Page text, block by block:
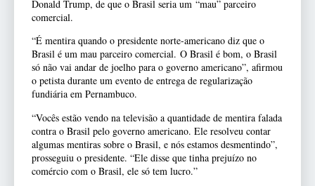
Donald Trump, de que o Brasil seria um “mau” parceiro
comercial.
“É mentira quando o presidente norte-americano diz que o
Brasil é um mau parceiro comercial. O Brasil é bom, o Brasil
só não vai andar de joelho para o governo americano”, afirmou
o petista durante um evento de entrega de regularização
fundiária em Pernambuco.
“Vocês estão vendo na televisão a quantidade de mentira falada
contra o Brasil pelo governo americano. Ele resolveu contar
algumas mentiras sobre o Brasil, e nós estamos desmentindo”,
prosseguiu o presidente. “Ele disse que tinha prejuízo no
comércio com o Brasil, ele só tem lucro.”